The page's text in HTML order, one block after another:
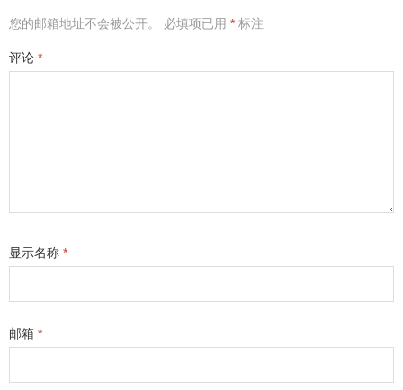
您的邮箱地址不会被公开。 必填项已用 * 标注
评论 *
显示名称 *
邮箱 *